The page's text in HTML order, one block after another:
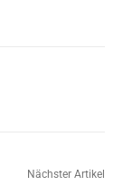
Nächster Artikel